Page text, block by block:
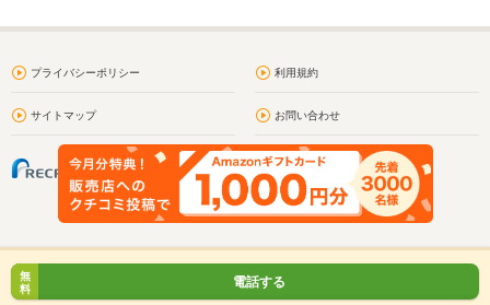
プライバシーポリシー 利用規約
サイトマップ お問い合わせ
無
料
電話する